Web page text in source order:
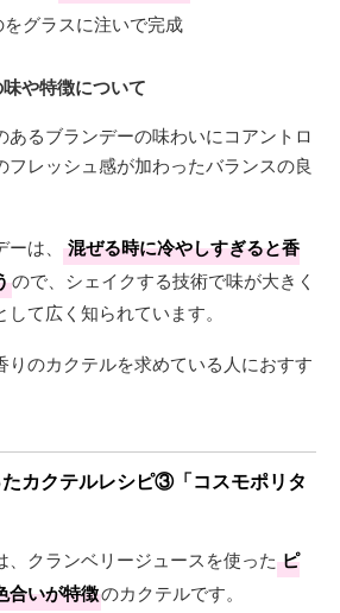
グラスに注いで完成
味や特徴について
あるブランデーの味わいにコアントロ
フレッシュ感が加わったバランスの良
は、
混ぜる時に冷やしすぎると香
ので、シェイクする技術で味が大きく
て広く知られています。
りのカクテルを求めている人におすす
カクテルレシピ③「コスモポリタ
、クランベリージュースを使った ピ
合いが特徴のカクテルです。